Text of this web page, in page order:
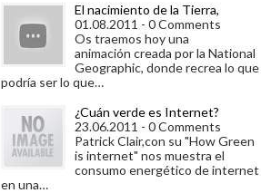
El nacimiento de la Tierra,
01.08.2011 - 0 Comments
Os traemos hoy una
animación creada por la National
Geographic, donde recrea lo que
podría ser lo que…
¿Cuán verde es Internet?
23.06.2011 - 0 Comments
Patrick Clair,con su "How Green
is internet" nos muestra el
consumo energético de internet
en una…